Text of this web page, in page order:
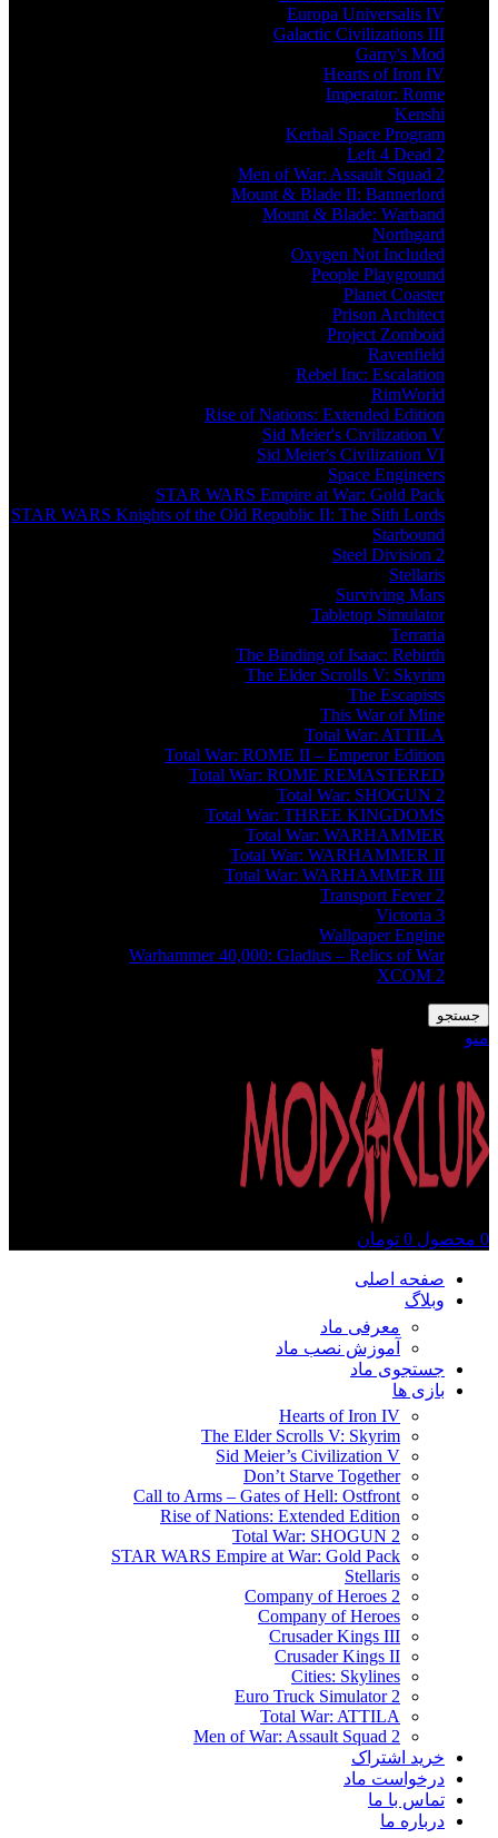
Europa Universalis IV
Galactic Civilizations III
Garry's Mod
Hearts of Iron IV
Imperator: Rome
Kenshi
Kerbal Space Program
Left 4 Dead 2
Men of War: Assault Squad 2
Mount & Blade II: Bannerlord
Mount & Blade: Warband
Northgard
Oxygen Not Included
People Playground
Planet Coaster
Prison Architect
Project Zomboid
Ravenfield
Rebel Inc: Escalation
RimWorld
Rise of Nations: Extended Edition
Sid Meier's Civilization V
Sid Meier's Civilization VI
Space Engineers
STAR WARS Empire at War: Gold Pack
STAR WARS Knights of the Old Republic II: The Sith Lords
Starbound
Steel Division 2
Stellaris
Surviving Mars
Tabletop Simulator
Terraria
The Binding of Isaac: Rebirth
The Elder Scrolls V: Skyrim
The Escapists
This War of Mine
Total War: ATTILA
Total War: ROME II – Emperor Edition
Total War: ROME REMASTERED
Total War: SHOGUN 2
Total War: THREE KINGDOMS
Total War: WARHAMMER
Total War: WARHAMMER II
Total War: WARHAMMER III
Transport Fever 2
Victoria 3
Wallpaper Engine
Warhammer 40,000: Gladius – Relics of War
XCOM 2
جستجو
منو
0 محصول 0 تومان
صفحه اصلی
وبلاگ
معرفی ماد
آموزش نصب ماد
جستجوی ماد
بازی ها
Hearts of Iron IV
The Elder Scrolls V: Skyrim
Sid Meier’s Civilization V
Don’t Starve Together
Call to Arms – Gates of Hell: Ostfront
Rise of Nations: Extended Edition
Total War: SHOGUN 2
STAR WARS Empire at War: Gold Pack
Stellaris
Company of Heroes 2
Company of Heroes
Crusader Kings III
Crusader Kings II
Cities: Skylines
Euro Truck Simulator 2
Total War: ATTILA
Men of War: Assault Squad 2
خرید اشتراک
درخواست ماد
تماس با ما
درباره ما